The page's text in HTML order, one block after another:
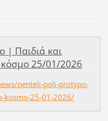
| Παιδιά και
25/01/2026
penteli-poli-protypo-
kosmo-25-01-2026/